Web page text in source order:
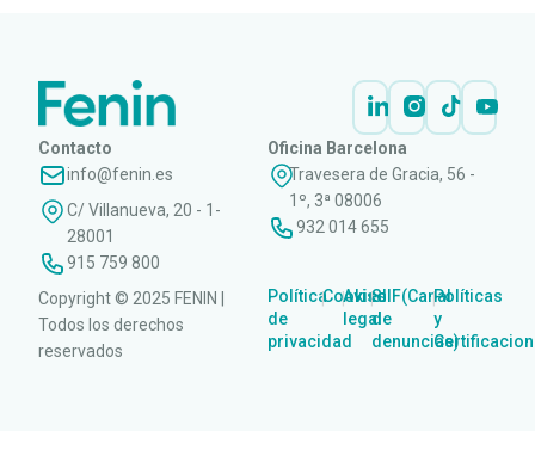
Contacto
info@fenin.es
C/ Villanueva, 20 - 1-
28001
915 759 800
Oficina Barcelona
Travesera de Gracia, 56 -
1º, 3ª 08006
932 014 655
Copyright © 2025 FENIN |
Todos los derechos
reservados
Política
de
privacidad
|Cookies
|Aviso
legal
|SIIF(Canal
de
denuncias)
|Políticas
y